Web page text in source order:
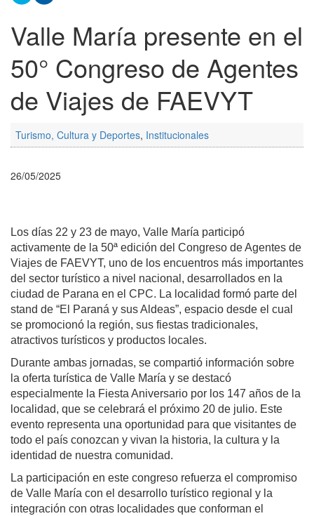
Valle María presente en el
50° Congreso de Agentes
de Viajes de FAEVYT
Turismo, Cultura y Deportes, Institucionales
26/05/2025
Los días 22 y 23 de mayo, Valle María participó
activamente de la 50ª edición del Congreso de Agentes de
Viajes de FAEVYT, uno de los encuentros más importantes
del sector turístico a nivel nacional, desarrollados en la
ciudad de Parana en el CPC. La localidad formó parte del
stand de “El Paraná y sus Aldeas”, espacio desde el cual
se promocionó la región, sus fiestas tradicionales,
atractivos turísticos y productos locales.
Durante ambas jornadas, se compartió información sobre
la oferta turística de Valle María y se destacó
especialmente la Fiesta Aniversario por los 147 años de la
localidad, que se celebrará el próximo 20 de julio. Este
evento representa una oportunidad para que visitantes de
todo el país conozcan y vivan la historia, la cultura y la
identidad de nuestra comunidad.
La participación en este congreso refuerza el compromiso
de Valle María con el desarrollo turístico regional y la
integración con otras localidades que conforman el